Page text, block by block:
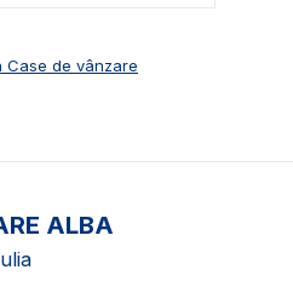
Case de vânzare
ALBA